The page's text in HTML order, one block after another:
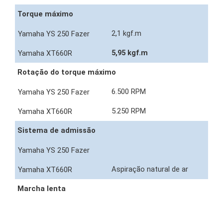
Torque máximo
2,1 kgf.m
5,95 kgf.m
Rotação do torque máximo
6.500 RPM
5.250 RPM
Sistema de admissão
Aspiração natural de ar
Marcha lenta